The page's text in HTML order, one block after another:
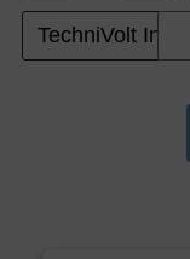
TechniVolt